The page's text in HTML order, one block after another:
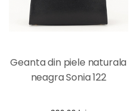
Geanta din piele naturala
neagra Sonia 122